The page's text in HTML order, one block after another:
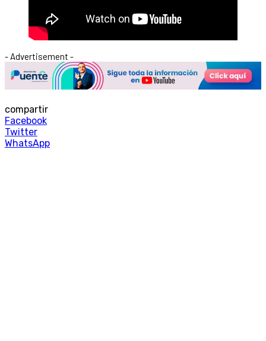
- Advertisement -
compartir
Facebook
Twitter
WhatsApp